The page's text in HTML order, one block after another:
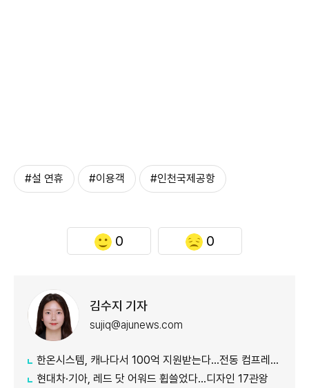
#설 연휴 #이용객 #인천국제공항
0 0
김수지 기자
sujiq@ajunews.com
한온시스템, 캐나다서 100억 지원받는다…전동 컴프레서 생산↑
현대차·기아, 레드 닷 어워드 휩쓸었다…디자인 17관왕